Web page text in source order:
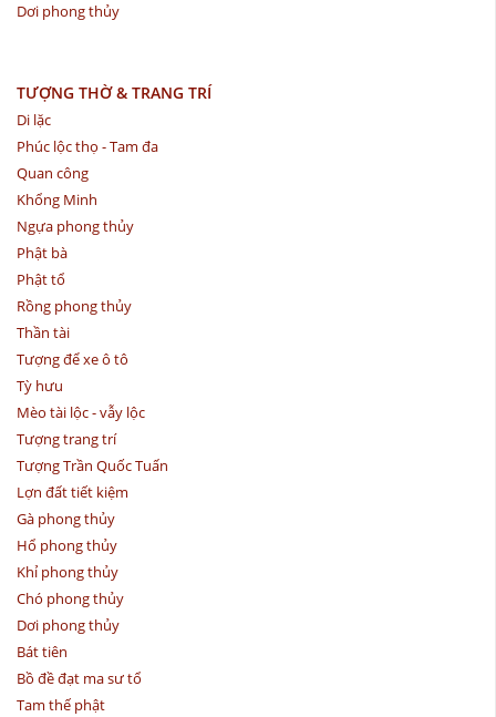
Dơi phong thủy
TƯỢNG THỜ & TRANG TRÍ
Di lặc
Phúc lộc thọ - Tam đa
Quan công
Khổng Minh
Ngựa phong thủy
Phật bà
Phật tổ
Rồng phong thủy
Thần tài
Tượng để xe ô tô
Tỳ hưu
Mèo tài lộc - vẫy lộc
Tượng trang trí
Tượng Trần Quốc Tuấn
Lợn đất tiết kiệm
Gà phong thủy
Hổ phong thủy
Khỉ phong thủy
Chó phong thủy
Dơi phong thủy
Bát tiên
Bồ đề đạt ma sư tổ
Tam thế phật